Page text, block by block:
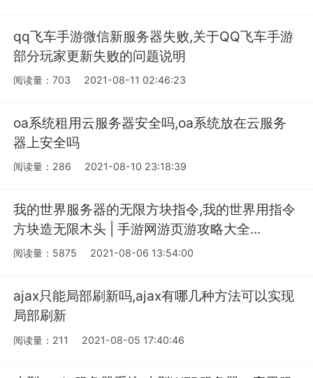
qq飞车手游微信新服务器失败,关于QQ飞车手游
部分玩家更新失败的问题说明
阅读量：703 2021-08-11 02:46:23
oa系统租用云服务器安全吗,oa系统放在云服务
器上安全吗
阅读量：286 2021-08-10 23:18:39
我的世界服务器的无限方块指令,我的世界用指令
方块造无限木头 | 手游网游页游攻略大全...
阅读量：5875 2021-08-06 13:54:00
ajax只能局部刷新吗,ajax有哪几种方法可以实现
局部刷新
阅读量：211 2021-08-05 17:40:46